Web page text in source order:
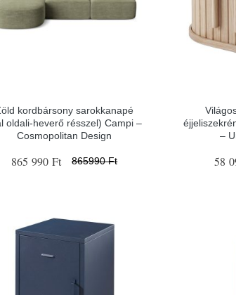
kordbársony sarokkanapé
oldali-heverő résszel) Campi –
Cosmopolitan Design
865 990 Ft 865990 Ft
–
58